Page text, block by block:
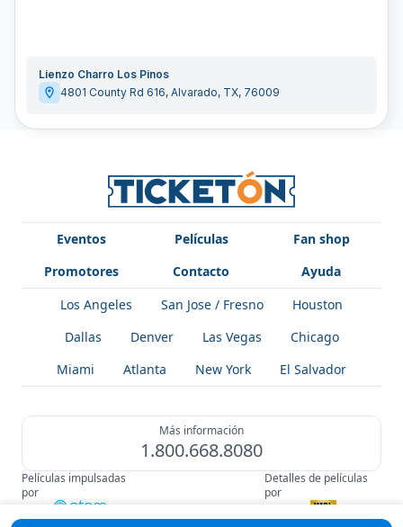
Lienzo Charro Los Pinos
4801 County Rd 616, Alvarado, TX, 76009
Eventos Películas
Fan shop
Promotores
Contacto
Ayuda
Los Angeles
San Jose / Fresno
Houston
Dallas
Denver Las Vegas
Chicago
Miami
Atlanta New York El Salvador
Más información
1.800.668.8080
Películas impulsadas
por
Detalles de películas
por